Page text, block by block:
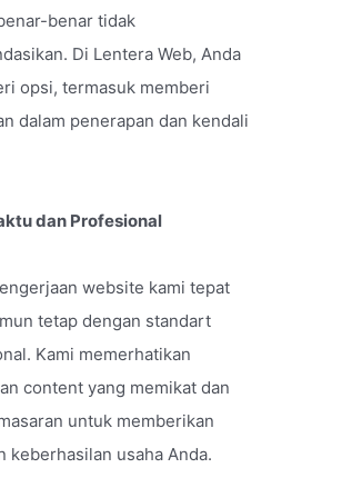
benar tidak
Di Lentera Web, Anda
opsi, termasuk memberi
dalam penerapan dan kendali
dan Profesional
website kami tepat
tetap dengan standart
Kami memerhatikan
content yang memikat dan
untuk memberikan
keberhasilan usaha Anda.